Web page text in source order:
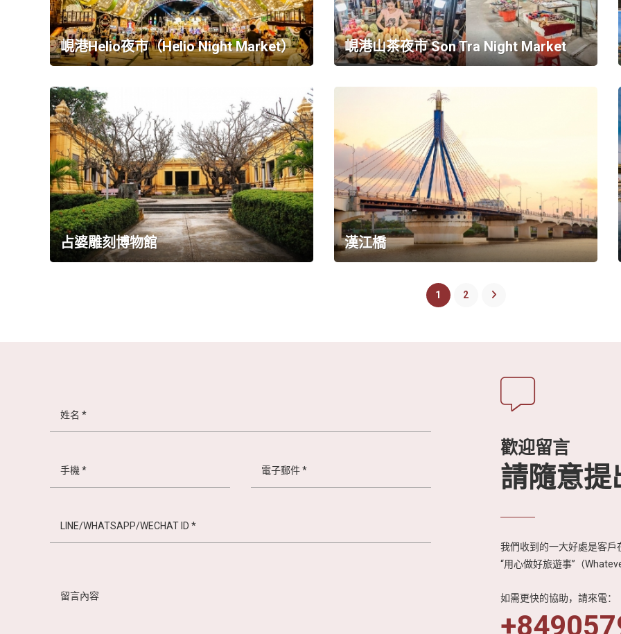
峴港Helio夜市（Helio Night Market） 峴港山茶夜市 Son Tra Night Market
占婆雕刻博物館 漢江橋
1 2
歡迎留言
請隨意提
我們收到的一大好處是客戶
“用心做好旅遊事”（
如需更快的協助，請來電：